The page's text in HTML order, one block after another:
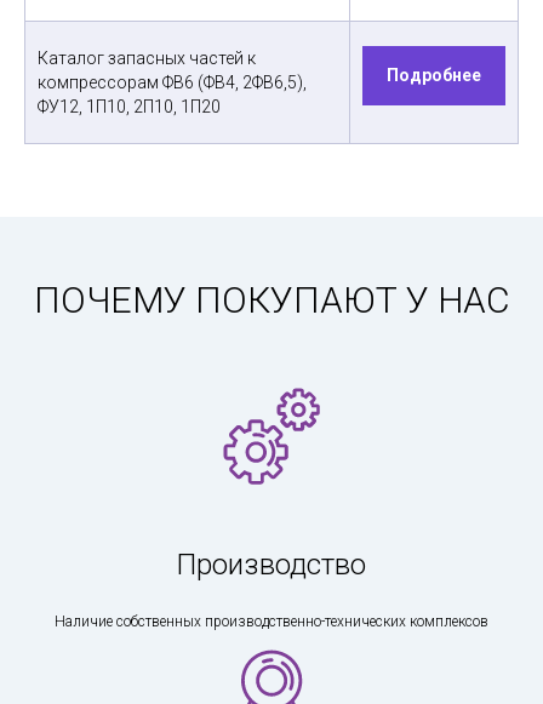
Каталог запасных частей к
компрессорам ФВ6 (ФВ4, 2ФВ6,5),
ФУ12, 1П10, 2П10, 1П20
Подробнее
ПОЧЕМУ ПОКУПАЮТ У НАС
Производство
Наличие собственных производственно-технических комплексов